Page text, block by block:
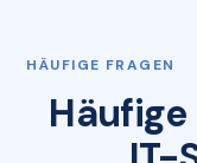
HÄUFIGE FRAGEN